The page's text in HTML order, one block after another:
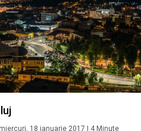
miercuri, 18 ianuarie 2017 4 Minute